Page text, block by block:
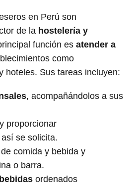
en Perú son
de la hostelería y
función es atender a
como
hoteles. Sus tareas incluyen:
, acompañándolos a sus
y proporcionar
se solicita.
de comida y bebida y
o barra.
ordenados